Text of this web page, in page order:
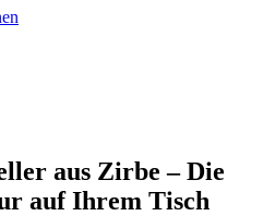
aus Zirbe – Die
auf Ihrem Tisch